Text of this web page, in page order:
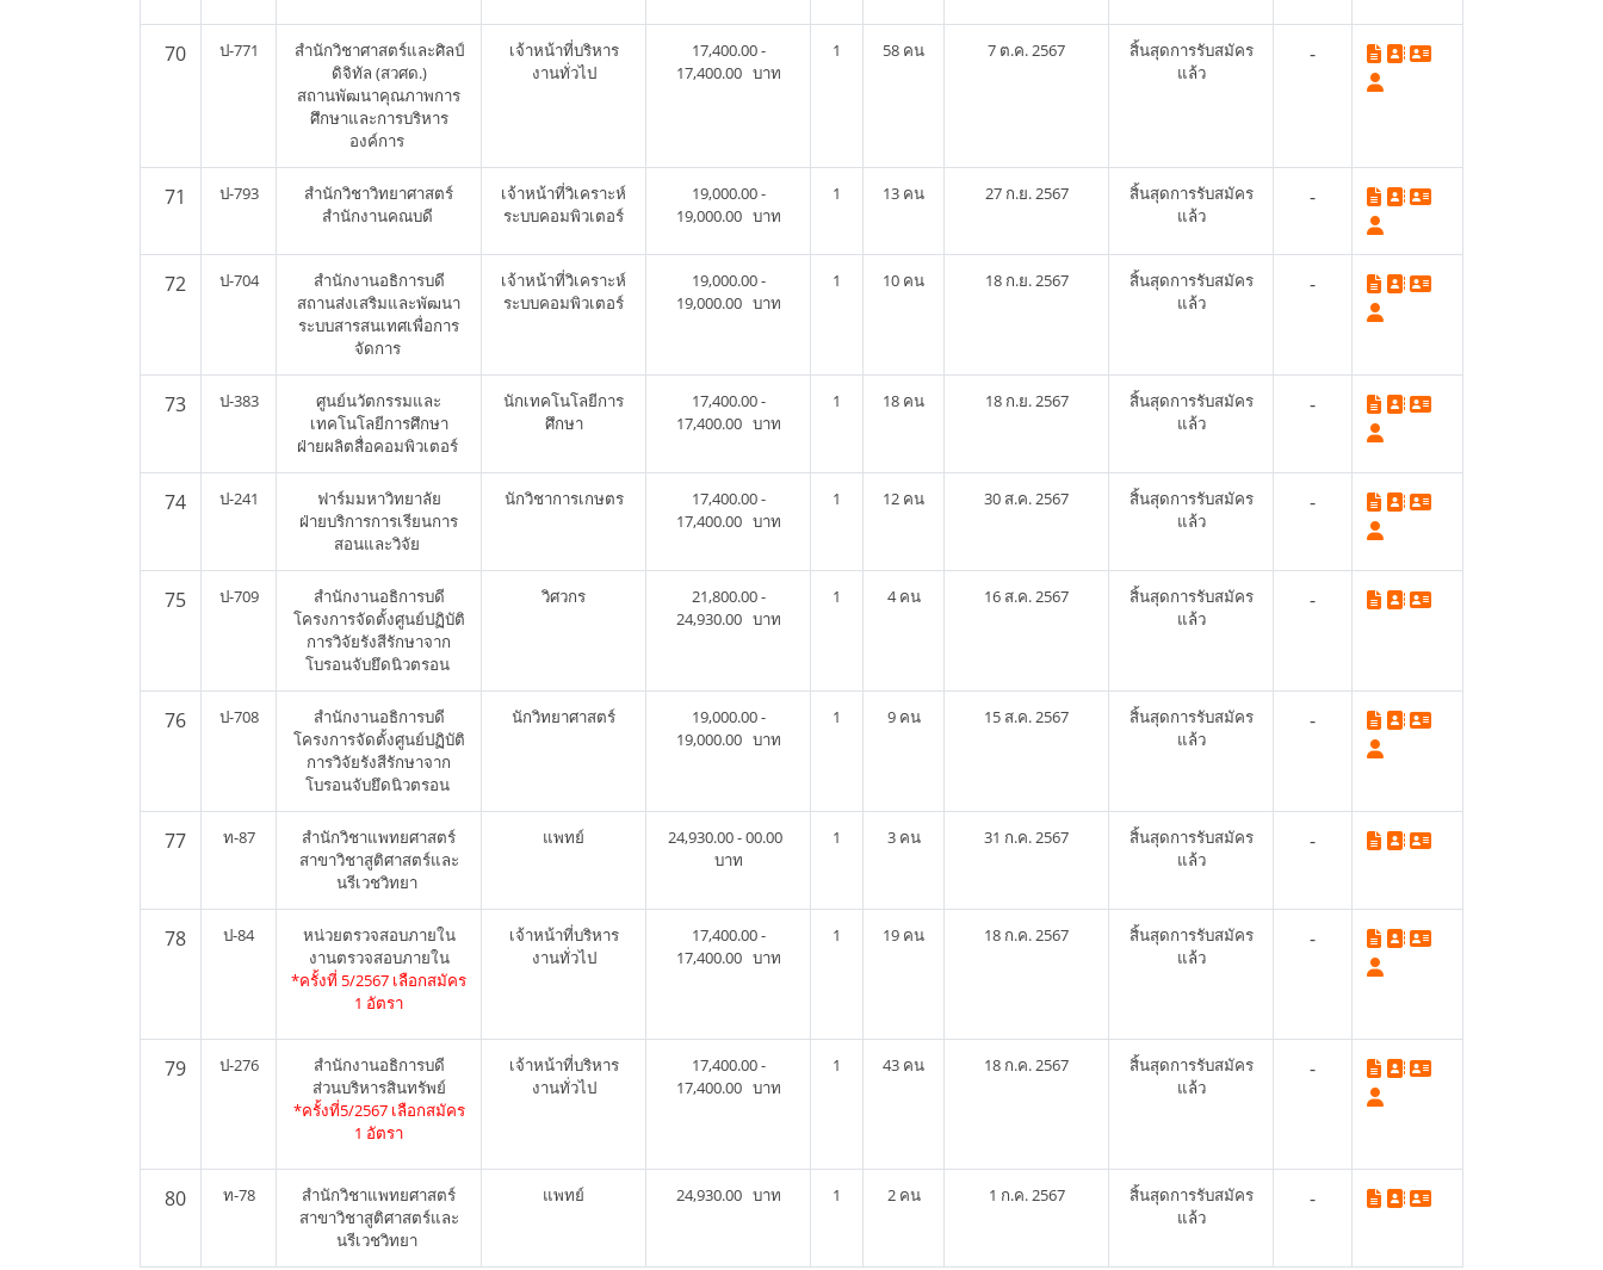
70 ป-771
สำนักวิชาศาสตร์และศิลป์
ดิจิทัล (สวศด.)
สถานพัฒนาคุณภาพการ
ศึกษาและการบริหาร
องค์การ
เจ้าหน้าที่บริหาร
งานทั่วไป
17,400.00 -
17,400.00 บาท
1 58 คน 7 ต.ค. 2567
สิ้นสุดการรับสมัคร
แล้ว
-
71 ป-793
สำนักวิชาวิทยาศาสตร์
สำนักงานคณบดี
เจ้าหน้าที่วิเคราะห์
ระบบคอมพิวเตอร์
19,000.00 -
19,000.00 บาท
1 13 คน 27 ก.ย. 2567
สิ้นสุดการรับสมัคร
แล้ว
-
72 ป-704
สำนักงานอธิการบดี
สถานส่งเสริมและพัฒนา
ระบบสารสนเทศเพื่อการ
จัดการ
เจ้าหน้าที่วิเคราะห์
ระบบคอมพิวเตอร์
19,000.00 -
19,000.00 บาท
1 10 คน 18 ก.ย. 2567
สิ้นสุดการรับสมัคร
แล้ว
-
73 ป-383
ศูนย์นวัตกรรมและ
เทคโนโลยีการศึกษา
ฝ่ายผลิตสื่อคอมพิวเตอร์
นักเทคโนโลยีการ
ศึกษา
17,400.00 -
17,400.00 บาท
1 18 คน 18 ก.ย. 2567
สิ้นสุดการรับสมัคร
แล้ว
-
74 ป-241
ฟาร์มมหาวิทยาลัย
ฝ่ายบริการการเรียนการ
สอนและวิจัย
นักวิชาการเกษตร
17,400.00 -
17,400.00 บาท
1 12 คน 30 ส.ค. 2567
สิ้นสุดการรับสมัคร
แล้ว
-
75 ป-709
สำนักงานอธิการบดี
โครงการจัดตั้งศูนย์ปฏิบัติ
การวิจัยรังสีรักษาจาก
โบรอนจับยึดนิวตรอน
วิศวกร
21,800.00 -
24,930.00 บาท
1 4 คน 16 ส.ค. 2567
สิ้นสุดการรับสมัคร
แล้ว
-
76 ป-708
สำนักงานอธิการบดี
โครงการจัดตั้งศูนย์ปฏิบัติ
การวิจัยรังสีรักษาจาก
โบรอนจับยึดนิวตรอน
นักวิทยาศาสตร์
19,000.00 -
19,000.00 บาท
1 9 คน 15 ส.ค. 2567
สิ้นสุดการรับสมัคร
แล้ว
-
77 ท-87
สำนักวิชาแพทยศาสตร์
สาขาวิชาสูติศาสตร์และ
นรีเวชวิทยา
แพทย์
24,930.00 - 00.00
บาท
1 3 คน 31 ก.ค. 2567
สิ้นสุดการรับสมัคร
แล้ว
-
78 ป-84
หน่วยตรวจสอบภายใน
งานตรวจสอบภายใน
*ครั้งที่ 5/2567 เลือกสมัคร
1 อัตรา
เจ้าหน้าที่บริหาร
งานทั่วไป
17,400.00 -
17,400.00 บาท
1 19 คน 18 ก.ค. 2567
สิ้นสุดการรับสมัคร
แล้ว
-
79 ป-276
สำนักงานอธิการบดี
ส่วนบริหารสินทรัพย์
*ครั้งที่5/2567 เลือกสมัคร
1 อัตรา
เจ้าหน้าที่บริหาร
งานทั่วไป
17,400.00 -
17,400.00 บาท
1 43 คน 18 ก.ค. 2567
สิ้นสุดการรับสมัคร
แล้ว
-
80 ท-78
สำนักวิชาแพทยศาสตร์
สาขาวิชาสูติศาสตร์และ
นรีเวชวิทยา
แพทย์ 24,930.00 บาท 1 2 คน 1 ก.ค. 2567
สิ้นสุดการรับสมัคร
แล้ว
-